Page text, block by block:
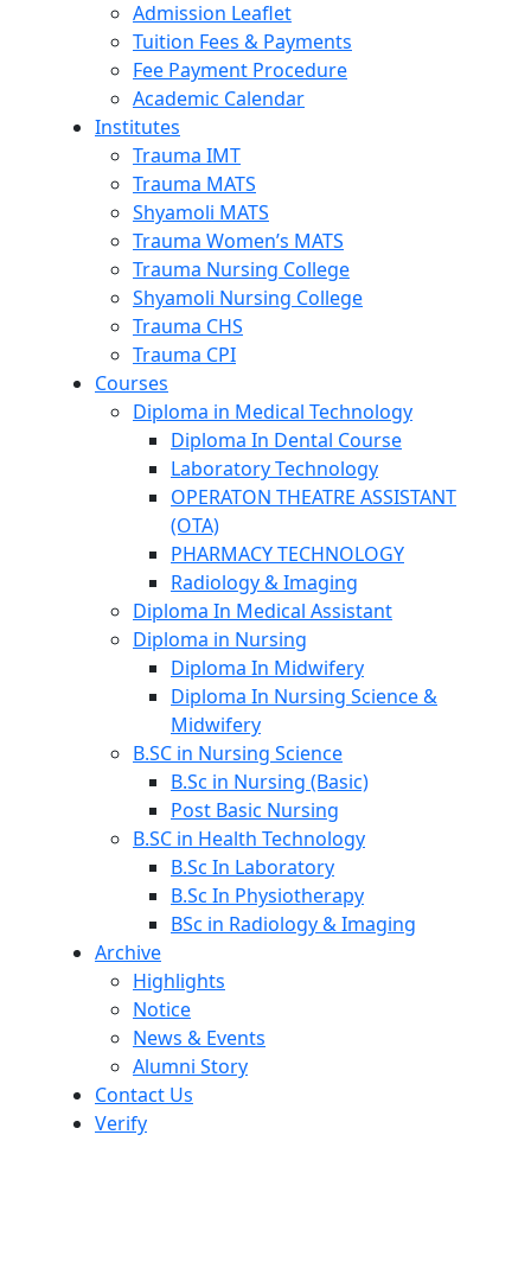
Admission Leaflet
Tuition Fees & Payments
Fee Payment Procedure
Academic Calendar
Institutes
Trauma IMT
Trauma MATS
Shyamoli MATS
Trauma Women’s MATS
Trauma Nursing College
Shyamoli Nursing College
Trauma CHS
Trauma CPI
Courses
Diploma in Medical Technology
Diploma In Dental Course
Laboratory Technology
OPERATON THEATRE ASSISTANT
(OTA)
PHARMACY TECHNOLOGY
Radiology & Imaging
Diploma In Medical Assistant
Diploma in Nursing
Diploma In Midwifery
Diploma In Nursing Science &
Midwifery
B.SC in Nursing Science
B.Sc in Nursing (Basic)
Post Basic Nursing
B.SC in Health Technology
B.Sc In Laboratory
B.Sc In Physiotherapy
BSc in Radiology & Imaging
Archive
Highlights
Notice
News & Events
Alumni Story
Contact Us
Verify